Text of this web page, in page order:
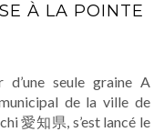
À LA POINTE
seule graine A
de la ville de
愛知県, s’est lancé le